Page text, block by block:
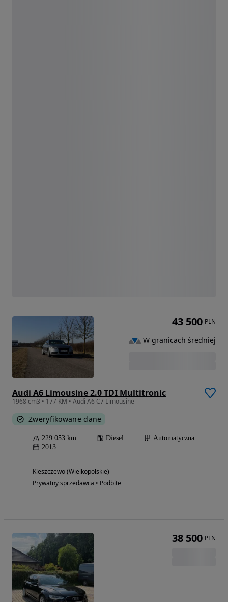
Audi A6 Limousine 2.0 TDI Multitronic
1968 cm3 • 177 KM • Audi A6 C7 Limousine
Zweryfikowane dane
229 053 km Diesel
Automatyczna
2013
Kleszczewo (Wielkopolskie)
Prywatny sprzedawca • Podbite
43 500 PLN
W granicach średniej
38 500 PLN